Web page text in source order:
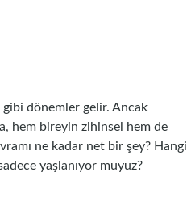
gibi dönemler gelir. Ancak
hem bireyin zihinsel hem de
ne kadar net bir şey? Hangi
yaşlanıyor muyuz?